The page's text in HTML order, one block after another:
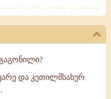
და კეთილმსახურ